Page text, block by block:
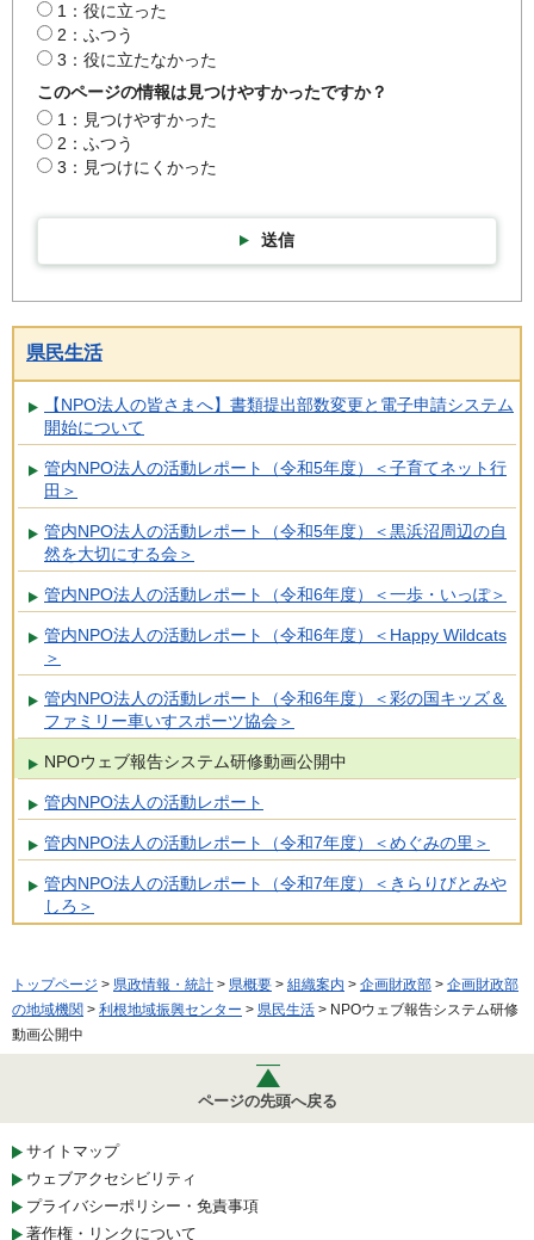
1：役に立った
2：ふつう
3：役に立たなかった
このページの情報は見つけやすかったですか？
1：見つけやすかった
2：ふつう
3：見つけにくかった
送信
県民生活
【NPO法人の皆さまへ】書類提出部数変更と電子申請システム
開始について
管内NPO法人の活動レポート（令和5年度）＜子育てネット行
田＞
管内NPO法人の活動レポート（令和5年度）＜黒浜沼周辺の自
然を大切にする会＞
管内NPO法人の活動レポート（令和6年度）＜一歩・いっぽ＞
管内NPO法人の活動レポート（令和6年度）＜Happy Wildcats
＞
管内NPO法人の活動レポート（令和6年度）＜彩の国キッズ＆
ファミリー車いすスポーツ協会＞
NPOウェブ報告システム研修動画公開中
管内NPO法人の活動レポート
管内NPO法人の活動レポート（令和7年度）＜めぐみの里＞
管内NPO法人の活動レポート（令和7年度）＜きらりびとみや
しろ＞
トップページ > 県政情報・統計 > 県概要 > 組織案内 > 企画財政部 > 企画財政部
の地域機関 > 利根地域振興センター > 県民生活 > NPOウェブ報告システム研修
動画公開中
ページの先頭へ戻る
サイトマップ
ウェブアクセシビリティ
プライバシーポリシー・免責事項
著作権・リンクについて